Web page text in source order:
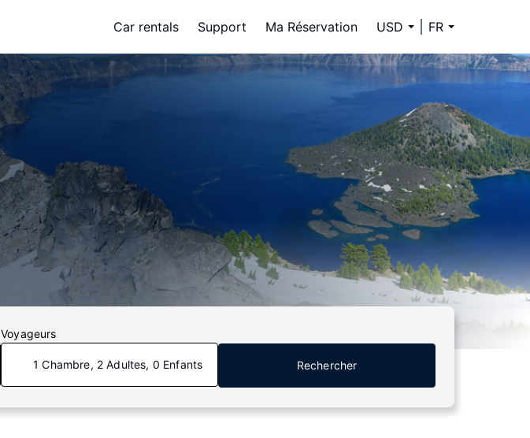
Car rentals Support Ma Réservation USD FR
Voyageurs
1 Chambre, 2 Adultes, 0 Enfants Rechercher